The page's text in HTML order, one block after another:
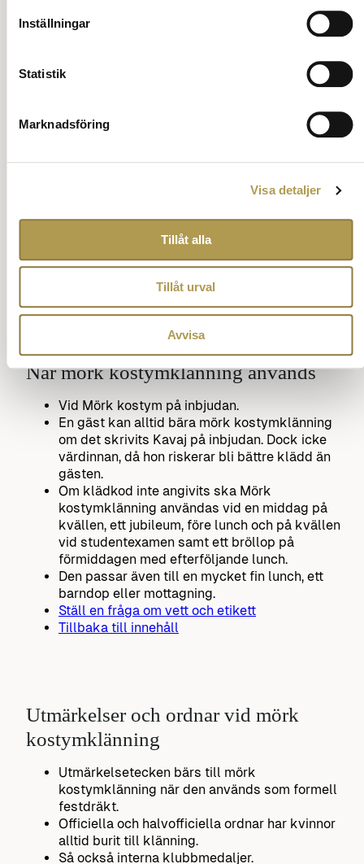
Inställningar
Statistik
Marknadsföring
Visa detaljer
Tillåt alla
Tillåt urval
Avvisa
När mörk kostymklänning används
Vid Mörk kostym på inbjudan.
En gäst kan alltid bära mörk kostymklänning
om det skrivits Kavaj på inbjudan. Dock icke
värdinnan, då hon riskerar bli bättre klädd än
gästen.
Om klädkod inte angivits ska Mörk
kostymklänning användas vid en middag på
kvällen, ett jubileum, före lunch och på kvällen
vid studentexamen samt ett bröllop på
förmiddagen med efterföljande lunch.
Den passar även till en mycket fin lunch, ett
barndop eller mottagning.
Ställ en fråga om vett och etikett
Tillbaka till innehåll
Utmärkelser och ordnar vid mörk
kostymklänning
Utmärkelsetecken bärs till mörk
kostymklänning när den används som formell
festdräkt.
Officiella och halvofficiella ordnar har kvinnor
alltid burit till klänning.
Så också interna klubbmedaljer.